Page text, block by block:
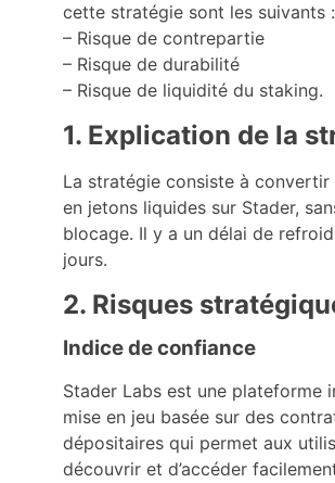
cette stratégie sont les suivants :
– Risque de contrepartie
– Risque de durabilité
– Risque de liquidité du staking.
1. Explication de la
La stratégie consiste à convertir
en jetons liquides sur Stader,
blocage. Il y a un délai de
jours.
2. Risques
Indice de confiance
Stader Labs est une plateforme
mise en jeu basée sur des
dépositaires qui permet aux
découvrir et d’accéder